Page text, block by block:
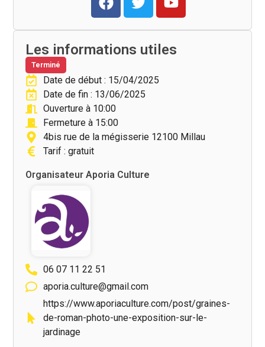
Les informations utiles
Terminé
Date de début : 15/04/2025
Date de fin : 13/06/2025
Ouverture à 10:00
Fermeture à 15:00
4bis rue de la mégisserie 12100 Millau
Tarif : gratuit
Organisateur Aporia Culture
06 07 11 22 51
aporia.culture@gmail.com
https://www.aporiaculture.com/post/graines-
de-roman-photo-une-exposition-sur-le-
jardinage